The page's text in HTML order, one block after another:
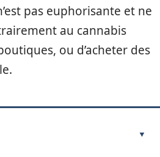
pas euphorisante et ne
au cannabis
ou d’acheter des